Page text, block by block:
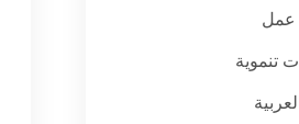
عمل
تنموية